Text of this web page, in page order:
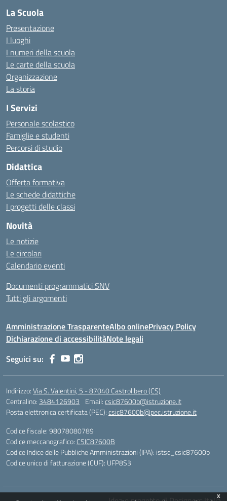
La Scuola
Presentazione
I luoghi
I numeri della scuola
Le carte della scuola
Organizzazione
La storia
I Servizi
Personale scolastico
Famiglie e studenti
Percorsi di studio
Didattica
Offerta formativa
Le schede didattiche
I progetti delle classi
Novità
Le notizie
Le circolari
Calendario eventi
Documenti programmatici SNV
Tutti gli argomenti
Amministrazione TrasparenteAlbo onlinePrivacy Policy
Dichiarazione di accessibilitàNote legali
Seguici su:
Indirizzo:Via S. Valentini, 5 - 87040 Castrolibero (CS)
Centralino: 3484126903 Email:csic87600b@istruzione.it
Posta elettronica certificata (PEC):csic87600b@pec.istruzione.it
Codice fiscale: 98078080789
Codice meccanografico: CSIC87600B
Codice Indice delle Pubbliche Amministrazioni (IPA): istsc_csic87600b
Codice unico di fatturazione (CUF): UFP8S3
x